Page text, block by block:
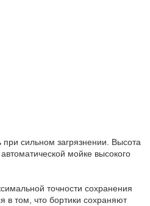
сильном загрязнении. Высота
мойке высокого
точности сохранения
в том, что бортики сохраняют